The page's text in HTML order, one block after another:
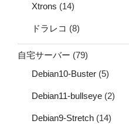
Xtrons (14)
ドラレコ (8)
自宅サーバー (79)
Debian10-Buster (5)
Debian11-bullseye (2)
Debian9-Stretch (14)